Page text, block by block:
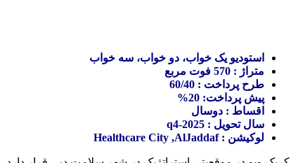
استودیو یک خواب، دو خواب، سه خواب
متراژ : 570 فوت مربع
طرح پرداخت : 60/40
پیش پرداخت‌: 20%
اقساط : دوسال
سال تحویل : 2025-q4
لوکیشن : Healthcare City ,AlJaddaf